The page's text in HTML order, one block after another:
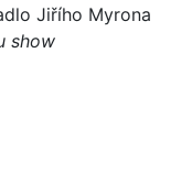
Jiřího Myrona
show